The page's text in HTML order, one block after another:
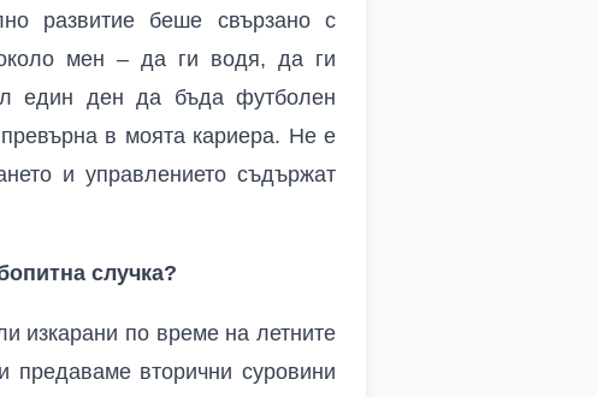
развитие беше свързано с
мен – да ги водя, да ги
един ден да бъда футболен
в моята кариера. Не е
и управлението съдържат
случка?
изкарани по време на летните
вторични суровини